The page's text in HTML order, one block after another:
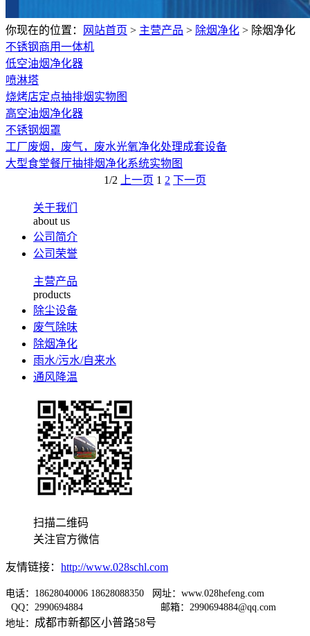
你现在的位置： 网站首页 > 主营产品 > 除烟净化 > 除烟净化
不锈钢商用一体机
低空油烟净化器
喷淋塔
烧烤店定点抽排烟实物图
高空油烟净化器
不锈钢烟罩
工厂废烟，废气，废水光氧净化处理成套设备
大型食堂餐厅抽排烟净化系统实物图
1/2
上一页 1 2 下一页
关于我们
about us
公司简介
公司荣誉
主营产品
products
除尘设备
废气除味
除烟净化
雨水/污水/自来水
通风降温
扫描二维码
关注官方微信
友情链接： http://www.028schl.com
电话：18628040006 18628088350 网址：www.028hefeng.com
QQ：2990694884
邮箱：2990694884@qq.com
地址： 成都市新都区小普路58号